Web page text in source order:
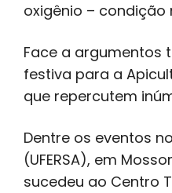
oxigênio – condição
Face a argumentos
festiva para a
que repercutem
Dentre os eventos
(UFERSA), em
sucedeu ao Centro